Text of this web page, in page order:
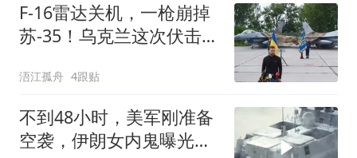
F-16雷达关机，一枪崩掉
苏-35！乌克兰这次伏击，
皮捅破了
浯江孤舟 4跟贴
不到48小时，美军刚准备
空袭，伊朗女内鬼曝光，